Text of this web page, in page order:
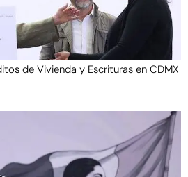
de Vivienda y Escrituras en CDMX